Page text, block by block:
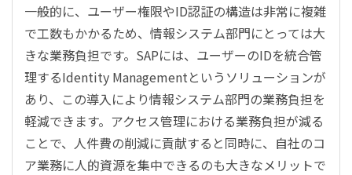
一般的に、ユーザー権限やID認証の構造は非常に複雑
で工数もかかるため、情報システム部門にとっては大
きな業務負担です。SAPには、ユーザーのIDを統合管
理するIdentity Managementというソリューションが
あり、この導入により情報システム部門の業務負担を
軽減できます。アクセス管理における業務負担が減る
ことで、人件費の削減に貢献すると同時に、自社のコ
ア業務に人的資源を集中できるのも大きなメリットで